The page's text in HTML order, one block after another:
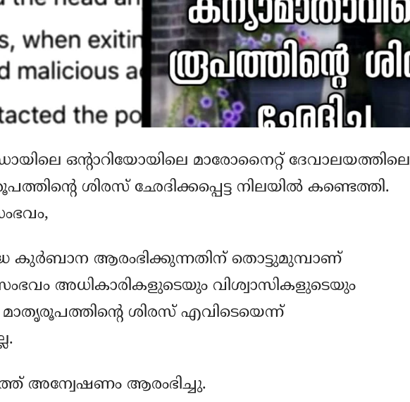
ഒന്റാറിയോയിലെ മാരോനൈറ്റ് ദേവാലയത്തിലെ
ശിരസ് ഛേദിക്കപ്പെട്ട നിലയില്‍ കണ്ടെത്തി.
കുര്‍ബാന ആരംഭിക്കുന്നതിന് തൊട്ടുമുമ്പാണ്
അധികാരികളുടെയും വിശ്വാസികളുടെയും
മാതൃരൂപത്തിന്റെ ശിരസ് എവിടെയെന്ന്
അന്വേഷണം ആരംഭിച്ചു.